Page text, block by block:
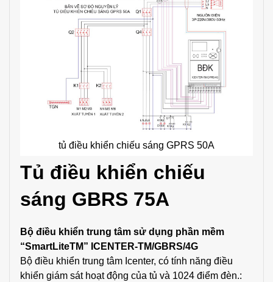
tủ điều khiển chiếu sáng GPRS 50A
Tủ điều khiển chiếu
sáng GBRS 75A
Bộ điều khiển trung tâm sử dụng phần mềm
“SmartLiteTM” ICENTER-TM/GBRS/4G
Bộ điều khiển trung tâm Icenter, có tính năng điều
khiển giám sát hoạt động của tủ và 1024 điểm đèn.: